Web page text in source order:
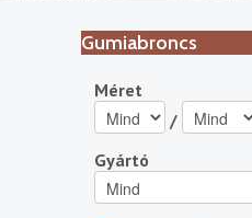
Gumiabroncs
Méret
/
Gyártó